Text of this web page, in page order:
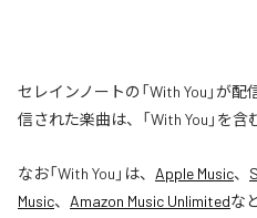
セレインノートの「With You」が
信された楽曲は、「With You」を含
なお「With You 」は、 Apple Music、
Music、 Amazon Music Unlimitedな